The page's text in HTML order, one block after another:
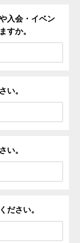
入会・イベン
すか。
い。
い。
ださい。